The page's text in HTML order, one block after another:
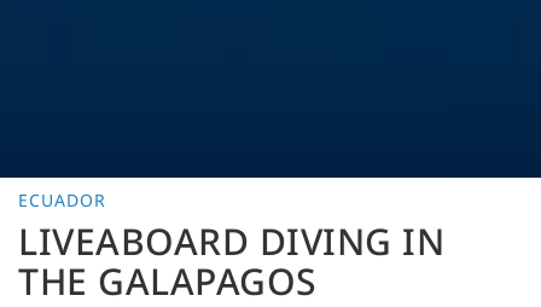
ECUADOR
LIVEABOARD DIVING IN
THE GALAPAGOS